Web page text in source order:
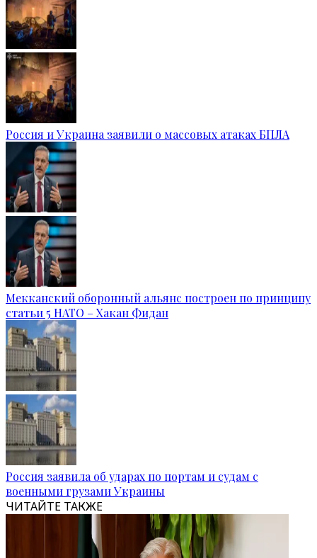
Россия и Украина заявили о массовых атаках БПЛА
Мекканский оборонный альянс построен по принципу
статьи 5 НАТО – Хакан Фидан
Россия заявила об ударах по портам и судам с
военными грузами Украины
ЧИТАЙТЕ ТАКЖЕ